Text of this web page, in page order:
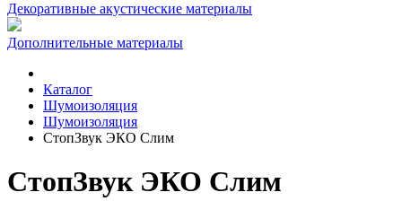
Декоративные акустические материалы
Дополнительные материалы
Каталог
Шумоизоляция
Шумоизоляция
СтопЗвук ЭКО Слим
СтопЗвук ЭКО Слим